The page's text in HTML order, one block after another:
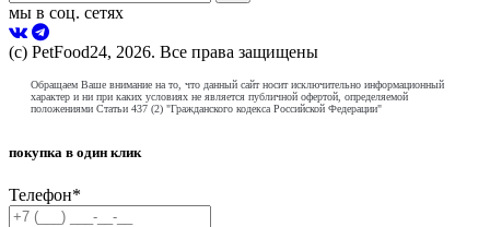
мы в соц. сетях
(с) PetFood24, 2026. Все права защищены
Обращаем Ваше внимание на то, что данный сайт носит исключительно информационный
характер и ни при каких условиях не является публичной офертой, определяемой
положениями Статьи 437 (2) "Гражданского кодекса Российской Федерации"
покупка в один клик
Телефон*